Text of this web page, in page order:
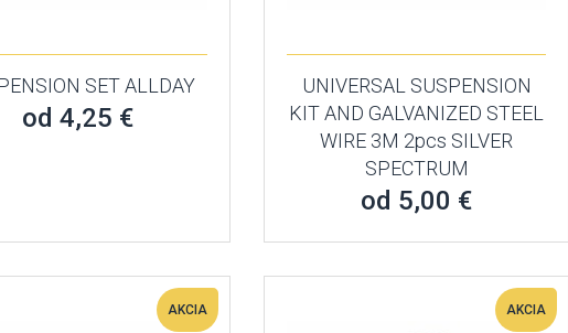
SET ALLDAY
od 4,25 €
UNIVERSAL SUSPENSION
KIT AND GALVANIZED STEEL
WIRE 3M 2pcs SILVER
SPECTRUM
od 5,00 €
AKCIA AKCIA